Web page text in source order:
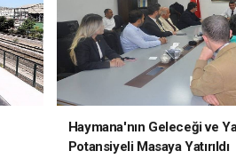
Haymana'nın Geleceği ve
Potansiyeli Masaya Yatırıldı